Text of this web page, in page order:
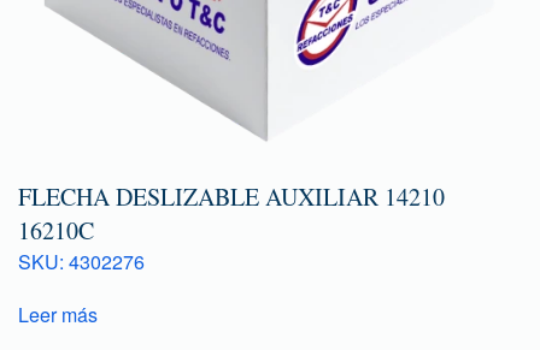
FLECHA DESLIZABLE AUXILIAR 14210
16210C
SKU: 4302276
Leer más